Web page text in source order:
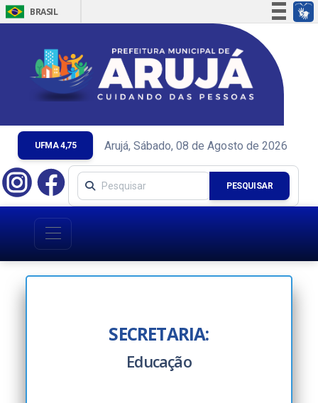
BRASIL
Simplifique!
Comunica BR
Participe
Acesso à informação
Canais
UFMA 4,75 Arujá, Sábado, 08 de Agosto de 2026
PESQUISAR
SECRETARIA:
Educação